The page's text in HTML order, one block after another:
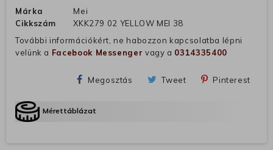
Márka
Mei
Cikkszám
XKK279 02 YELLOW MEI 38
További információkért, ne habozzon kapcsolatba lépni
velünk a Facebook Messenger vagy a 0314335400
Megosztás Tweet Pinterest
Mérettáblázat